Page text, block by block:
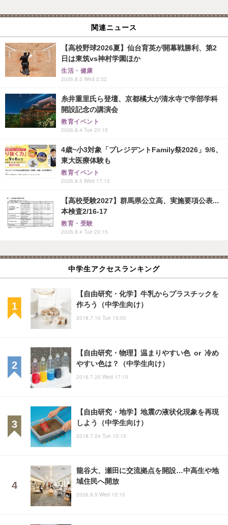
関連ニュース
【高校野球2026夏】仙台育英が開幕戦勝利、第2
日は東筑vs神村学園ほか
生活・健康
2026.8.5 Wed 2:32
糸井重里氏ら登壇、京都橘大が清水寺で学部学科
開設記念の講演会
教育イベント
2026.8.4 Tue 20:15
4歳~小3対象「プレジデントFamily祭2026」9/6、
東大医療体験も
教育イベント
2026.8.5 Wed 17:15
【高校受験2027】群馬県公立高、実施要項公表...
本検査2/16-17
教育・受験
2026.8.4 Tue 23:15
中学生アクセスランキング
【自由研究・化学】牛乳からプラスチックを
作ろう（中学生向け）
2018.7.10 Tue 15:00
【自由研究・物理】温まりやすい色 or 冷め
やすい色は？（中学生向け）
2018.7.25 Wed 17:15
【自由研究・地学】地震の液状化現象を再現
しよう（中学生向け）
2018.7.24 Tue 10:15
龍谷大、瀬田に交流拠点を開設…中高生や地
域住民へ開放
2026.8.5 Wed 15:15